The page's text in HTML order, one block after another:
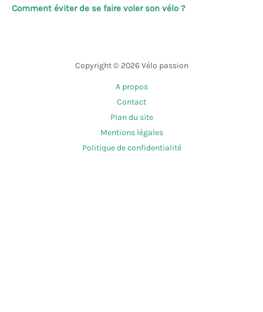
Comment éviter de se faire voler son vélo ?
Copyright © 2026 Vélo passion
A propos
Contact
Plan du site
Mentions légales
Politique de confidentialité